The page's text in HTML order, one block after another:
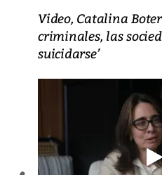
Video, Catalina
criminales, las
suicidarse’